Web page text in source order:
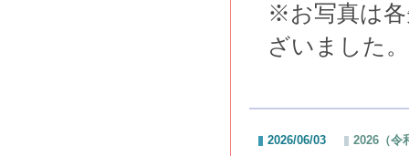
※お写真は
ざいました。
2026/06/03 2026（令